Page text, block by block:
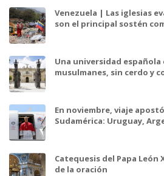
Venezuela | Las iglesias
son el principal sostén
Una universidad española
musulmanes, sin cerdo y
En noviembre, viaje
Sudamérica: Uruguay,
Catequesis del Papa León
de la oración